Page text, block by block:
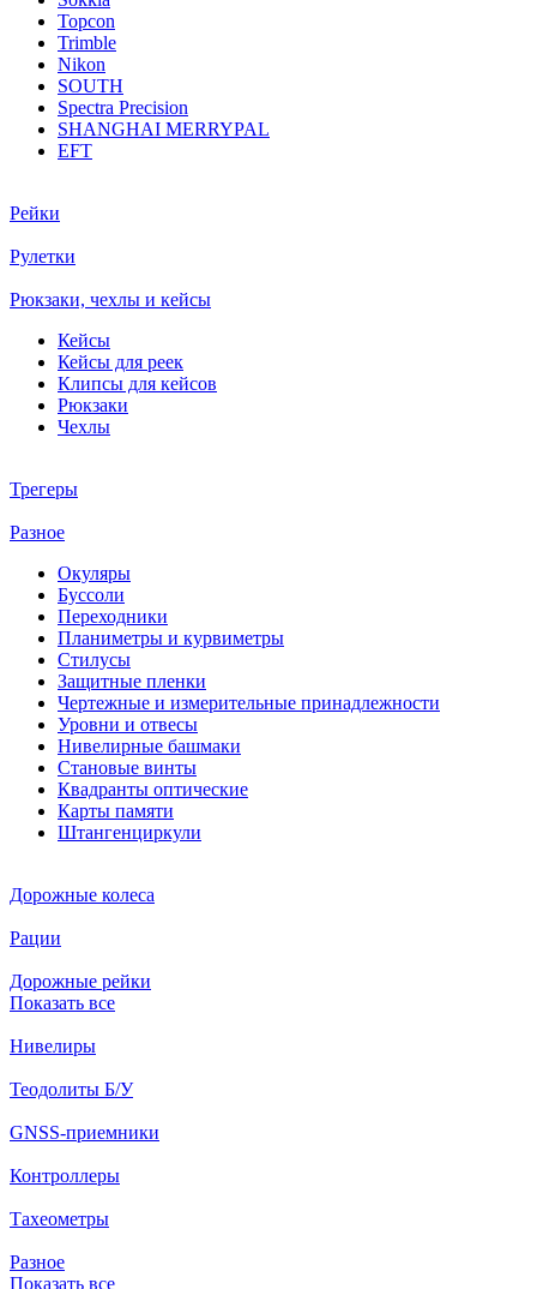
Topcon
Trimble
Nikon
SOUTH
Spectra Precision
SHANGHAI MERRYPAL
EFT
Рейки
Рулетки
Рюкзаки, чехлы и кейсы
Кейсы
Кейсы для реек
Клипсы для кейсов
Рюкзаки
Чехлы
Трегеры
Разное
Окуляры
Буссоли
Переходники
Планиметры и курвиметры
Стилусы
Защитные пленки
Чертежные и измерительные принадлежности
Уровни и отвесы
Нивелирные башмаки
Становые винты
Квадранты оптические
Карты памяти
Штангенциркули
Дорожные колеса
Рации
Дорожные рейки
Показать все
Нивелиры
Теодолиты Б/У
GNSS-приемники
Контроллеры
Тахеометры
Разное
Показать все